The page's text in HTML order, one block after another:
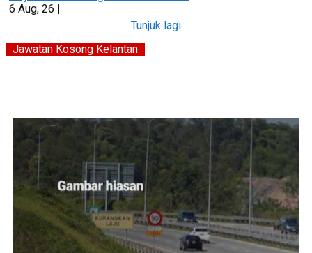
6 Aug, 26
Tunjuk lagi
Jawatan Kosong Kelantan